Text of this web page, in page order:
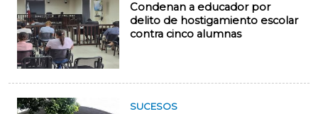
Condenan a educador por
delito de hostigamiento escolar
contra cinco alumnas
SUCESOS